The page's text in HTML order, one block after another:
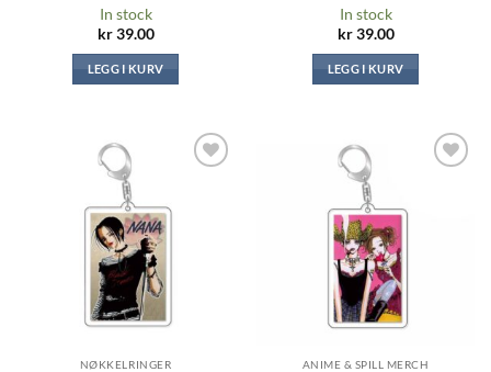
In stock
kr39.00
LEGG I KURV
In stock
kr39.00
LEGG I KURV
NØKKELRINGER ANIME & SPILL MERCH